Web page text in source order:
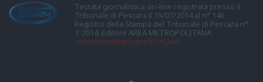
Testata giornalistica on-line registrata presso il
Tribunale di Pescara il 15/07/2014 al n° 146
Registro della Stampa del Tribunale di Pescara n°
7-2014. Editore AREA METROPOLITANA
redazione@pescarasport24.it